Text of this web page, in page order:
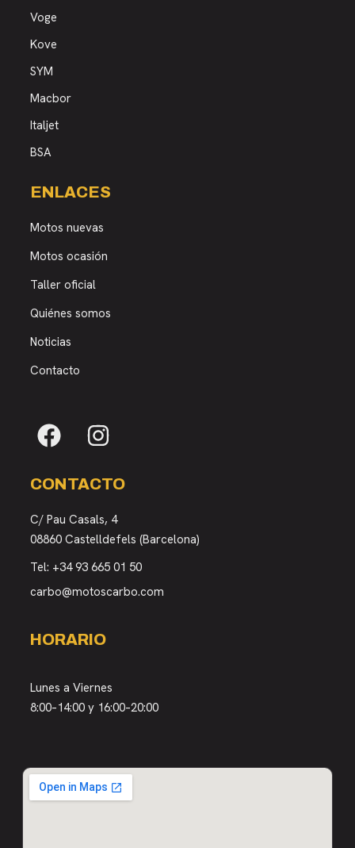
Voge
Kove
SYM
Macbor
Italjet
BSA
ENLACES
Motos nuevas
Motos ocasión
Taller oficial
Quiénes somos
Noticias
Contacto
CONTACTO
C/ Pau Casals, 4
08860 Castelldefels (Barcelona)
Tel: +34 93 665 01 50
carbo@motoscarbo.com
HORARIO
Lunes a Viernes
8:00–14:00 y 16:00–20:00